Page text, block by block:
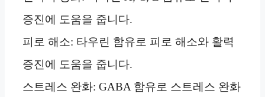
증진에 도움을 줍니다.
피로 해소: 타우린 함유로 피로 해소와 활력
증진에 도움을 줍니다.
스트레스 완화: GABA 함유로 스트레스 완화